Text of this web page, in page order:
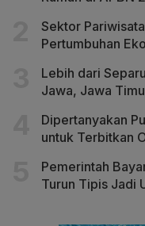
Sektor
Pertumbuhan
Lebih dari
Jawa, Jawa
Dipertanyakan
untuk Terbitkan
Pemerintah
Turun Tipis Jadi